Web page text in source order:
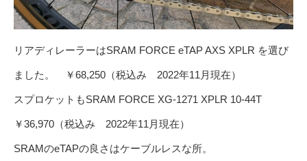
リアディレーラーはSRAM FORCE eTAP AXS XPLR を選び
ました。 ￥68,250（税込み 2022年11月現在）
スプロケットもSRAM FORCE XG-1271 XPLR 10-44T
￥36,970（税込み 2022年11月現在）
SRAMのeTAPの良さはケーブルレスな所。